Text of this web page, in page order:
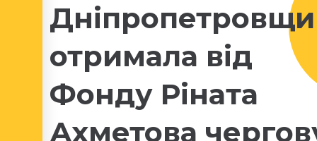
отримала від
Фонду Ріната
Ахметова